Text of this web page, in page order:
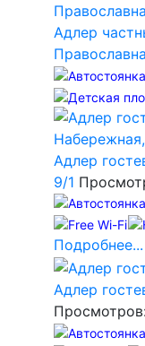
Адлер
Адлер
9/1
Подробнее...
Адлер